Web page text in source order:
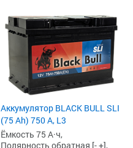
Аккумулятор BLACK BULL SLI
(75 Ah) 750 А, L3
Ёмкость 75 А·ч,
Полярность обратная [- +],